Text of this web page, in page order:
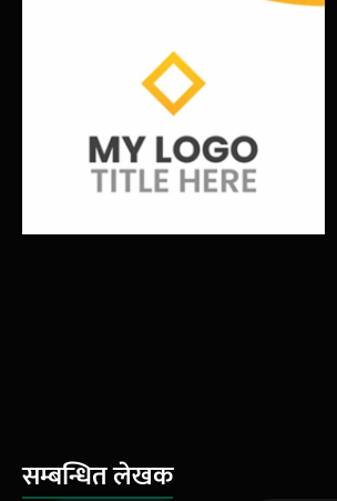
सम्बन्धित लेखक